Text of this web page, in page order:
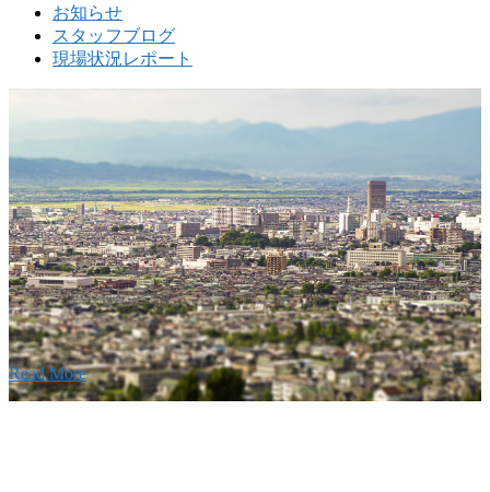
お知らせ
スタッフブログ
現場状況レポート
の歴史ある実績・建設技術と、旧カネフジハウス
利くフットワークが結びついた新しい建設会社で
Read More